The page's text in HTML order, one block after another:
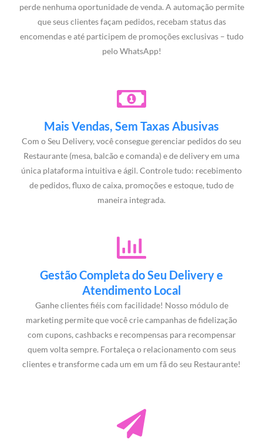
perde nenhuma oportunidade de venda. A automação permite
que seus clientes façam pedidos, recebam status das
encomendas e até participem de promoções exclusivas – tudo
pelo WhatsApp!
Mais Vendas, Sem Taxas Abusivas
Com o Seu Delivery, você consegue gerenciar pedidos do seu
Restaurante (mesa, balcão e comanda) e de delivery em uma
única plataforma intuitiva e ágil. Controle tudo: recebimento
de pedidos, fluxo de caixa, promoções e estoque, tudo de
maneira integrada.
Gestão Completa do Seu Delivery e
Atendimento Local
Ganhe clientes fiéis com facilidade! Nosso módulo de
marketing permite que você crie campanhas de fidelização
com cupons, cashbacks e recompensas para recompensar
quem volta sempre. Fortaleça o relacionamento com seus
clientes e transforme cada um em um fã do seu Restaurante!